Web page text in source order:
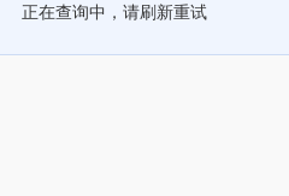
正在查询中，请刷新重试